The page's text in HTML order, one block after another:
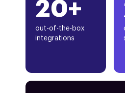
20+
out-of-the-box
integrations